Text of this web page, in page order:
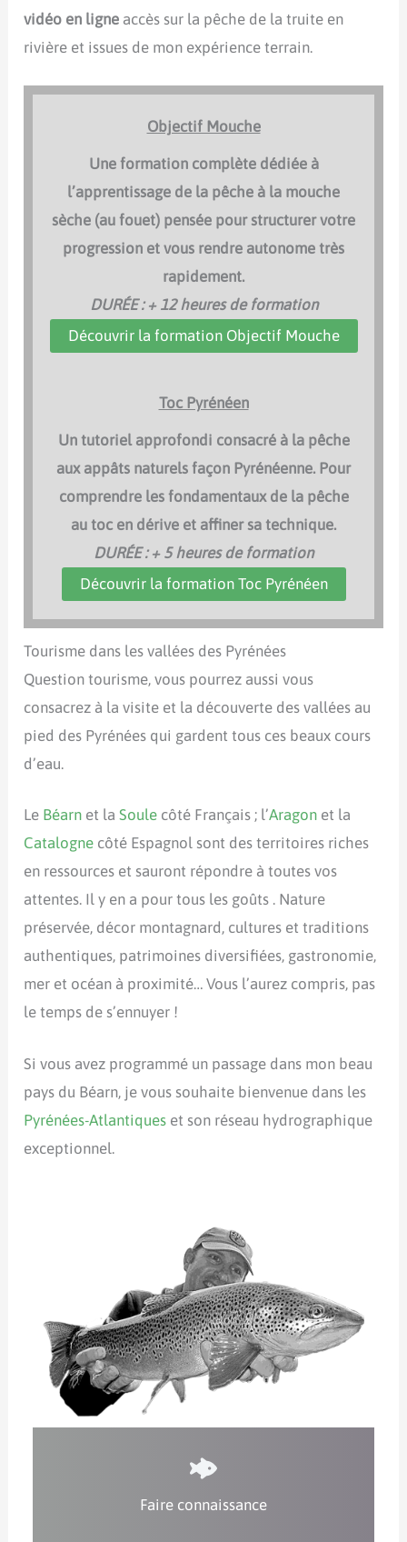
vidéo en ligne accès sur la pêche de la truite en
rivière et issues de mon expérience terrain.
Objectif Mouche
Une formation complète dédiée à
l’apprentissage de la pêche à la mouche
sèche (au fouet) pensée pour structurer votre
progression et vous rendre autonome très
rapidement.
DURÉE : + 12 heures de formation
Découvrir la formation Objectif Mouche
Toc Pyrénéen
Un tutoriel approfondi consacré à la pêche
aux appâts naturels façon Pyrénéenne. Pour
comprendre les fondamentaux de la pêche
au toc en dérive et affiner sa technique.
DURÉE : + 5 heures de formation
Découvrir la formation Toc Pyrénéen
Tourisme dans les vallées des Pyrénées
Question tourisme, vous pourrez aussi vous
consacrez à la visite et la découverte des vallées au
pied des Pyrénées qui gardent tous ces beaux cours
d’eau.
Le Béarn et laSoule côté Français ; l’Aragon et la
Catalogne côté Espagnol sont des territoires riches
en ressources et sauront répondre à toutes vos
attentes. Il y en a pour tous les goûts . Nature
préservée, décor montagnard, cultures et traditions
authentiques, patrimoines diversifiées, gastronomie,
mer et océan à proximité… Vous l’aurez compris, pas
le temps de s’ennuyer !
Si vous avez programmé un passage dans mon beau
pays du Béarn, je vous souhaite bienvenue dans les
Pyrénées-Atlantiques et son réseau hydrographique
exceptionnel.
Faire connaissance